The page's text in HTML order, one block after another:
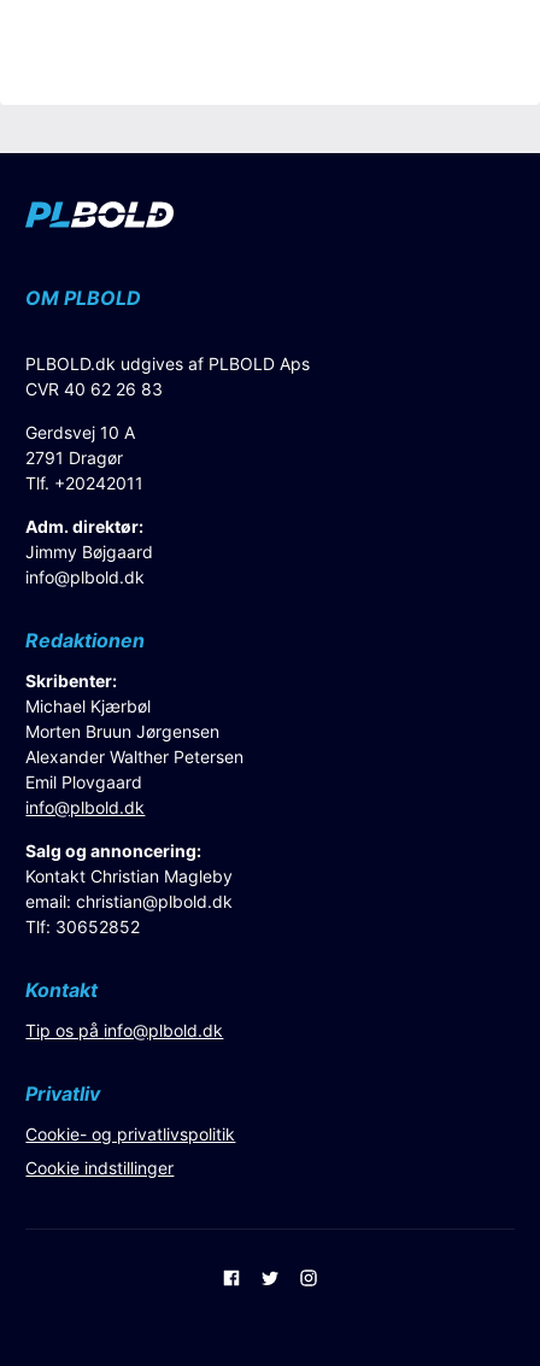
OM PLBOLD
PLBOLD.dk udgives af PLBOLD Aps
CVR 40 62 26 83
Gerdsvej 10 A
2791 Dragør
Tlf. +20242011
Adm. direktør:
Jimmy Bøjgaard
info@plbold.dk
Redaktionen
Skribenter:
Michael Kjærbøl
Morten Bruun Jørgensen
Alexander Walther Petersen
Emil Plovgaard
info@plbold.dk
Salg og annoncering:
Kontakt Christian Magleby
email:christian@plbold.dk
Tlf: 30652852
Kontakt
Tip os på info@plbold.dk
Privatliv
Cookie- og privatlivspolitik
Cookie indstillinger